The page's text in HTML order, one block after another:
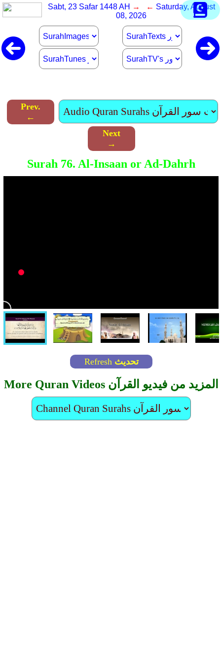
Sabt, 23 Safar 1448 AH → ← Saturday, August
08, 2026
Prev.
←
Next
→
Surah 76. Al-Insaan or Ad-Dahrh
Refresh تحديث
More Quran Videos المزيد من فيديو القرآن